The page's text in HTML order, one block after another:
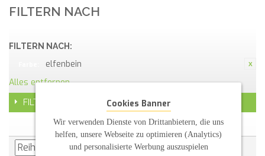
FILTERN NACH
FILTERN NACH:
elfenbein
Alles entfernen
FILTER Cookies Banner
Wir verwenden Dienste von Drittanbietern, die uns
helfen, unsere Webseite zu optimieren (Analytics)
und personalisierte Werbung auszuspielen